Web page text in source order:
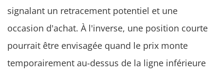
signalant un retracement potentiel et une
occasion d'achat. À l'inverse, une position courte
pourrait être envisagée quand le prix monte
temporairement au-dessus de la ligne inférieure